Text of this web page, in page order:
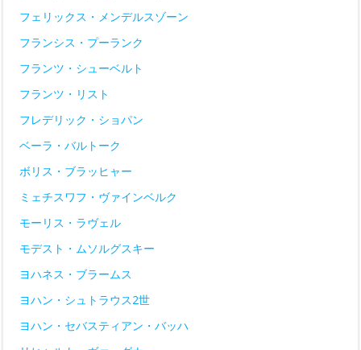
フェリックス・メンデルスゾーン
フランシス・プーランク
フランツ・シューベルト
フランツ・リスト
フレデリック・ショパン
ベーラ・バルトーク
ボリス・ブラッヒャー
ミェチスワフ・ヴァインベルク
モーリス・ラヴェル
モデスト・ムソルグスキー
ヨハネス・ブラームス
ヨハン・シュトラウス2世
ヨハン・セバスティアン・バッハ